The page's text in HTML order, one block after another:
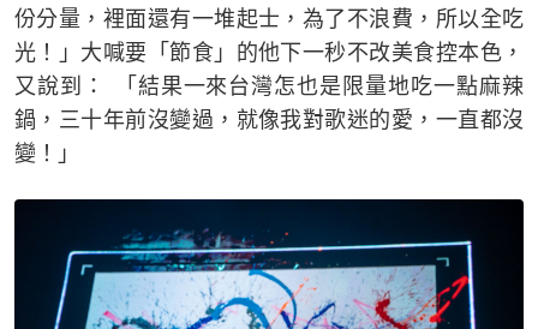
份分量，裡面還有一堆起士，為了不浪費，所以全吃
光！」大喊要「節食」的他下一秒不改美食控本色，
又說到： 「結果一來台灣怎也是限量地吃一點麻辣
鍋，三十年前沒變過，就像我對歌迷的愛，一直都沒
變！」